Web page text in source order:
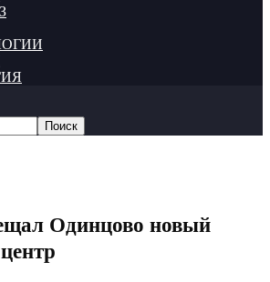
Одинцово новый